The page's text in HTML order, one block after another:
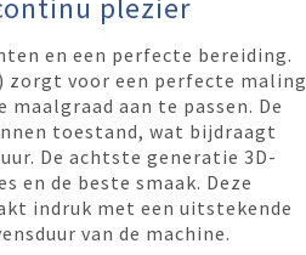
plezier
en een perfecte bereiding.
zorgt voor een perfecte maling
aan te passen. De
toestand, wat bijdraagt
De achtste generatie 3D-
de beste smaak. Deze
indruk met een uitstekende
van de machine.